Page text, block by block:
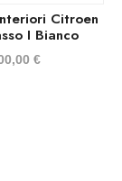
Citroen
I Bianco
€